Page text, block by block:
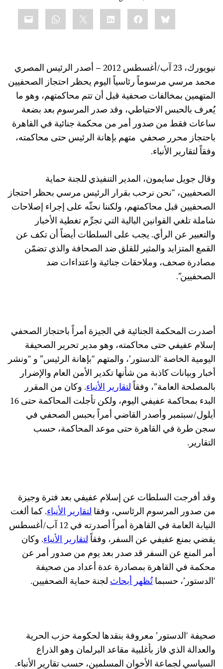
Bluesky
Facebook
LinkedIn
نيويورك، 23 آب/أغسطس 2012 – أصدر الرئيس المصري
محمد مرسي مرسوماً رئاسياً اليوم يحظر احتجاز الصحفيين
المتهمين بمخالفات صحفية قبل أن تتم محاكمتهم، وهو ما
يُعرف بالحبس الاحتياطي، وقد صدر المرسوم بعد بضعة
ساعات فقط من صدور أمر من محكمة جنائية في القاهرة
باحتجاز محرر صحفي متهم بإهانة الرئيس حتى محاكمته،
وفقاً لتقارير الأنباء.
وقال جويل سايمون، المدير التنفيذي للجنة حماية
الصحفيين، “نحن نرحب بقرار الرئيس مرسي بحظر احتجاز
الصحفيين قبل محاكمتهم، ولكننا نحثّه على إجراء إصلاحات
شاملة تلغي القوانين البالية التي تجرِّم تغطية الأخبار
والتعبير عن الرأي. يجب على السلطات أيضاً أن تكف عن
القمع المتزايد والمثير للقلق ضد الصحافة والذي تضمّن
مصادرة صحف، وملاحقات جنائية واعتداءات ضد
الصحفيين”.
أصدرت المحكمة الجنائية في الجيزة أمراً باحتجاز الصحفي
إسلام عفيفي حتى محاكمته، وهو مدير تحرير الصحيفة
اليومية الخاصة ‘الدستور’، والمتهم “بإهانة الرئيس” و “ونشر
أخبار وبيانات كاذبة من شأنها تكدير الأمن العام والإضرار
بالمصلحة العامة”، وفقاًلتقارير الأنباء. وكان من المقرر
البدء بمحاكمة عفيفي اليوم، ولكن تأجلت المحاكمة حتى 16
أيلول/سبتمبر وأصدر القاضي أمراً بحبس الصحفي في
سجن طرة في القاهرة حتى موعد المحاكمة، حسب
التقارير.
وقد أفرجت السلطات عن إسلام عفيفي بعد فترة وجيزة
من صدور المرسوم الرئاسي، وفقالتقارير الأنباء. كما ألغت
النيابة العامة في القاهرة أمراً أصدرته في 12 آب/أغسطس
يقضي بمنع عفيفي عن السفر، وفقاًلتقارير الأنباء. وكان
أمر المنع عن السفر قد صدر بعد يوم من صدور أمر عن
محكمة في القاهرة بمصادرة عدة أعداد من صحيفة
‘الدستور’، حسبماتُظهر أبحاثلجنة حماية الصحفيين.
صحيفة ‘الدستور’ معروفة بنقدها لحكومة حزب الحرية
والعدالة الذي فاز بأغلبية مقاعد البرلمان وهو الذراع
السياسي لجماعة الأخوان المسلمين، حسب تقارير الأنباء.